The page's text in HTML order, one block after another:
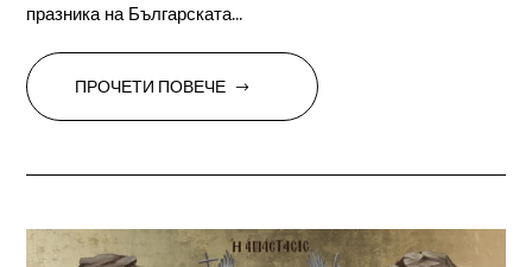
празника на Българската...
ПРОЧЕТИ ПОВЕЧЕ